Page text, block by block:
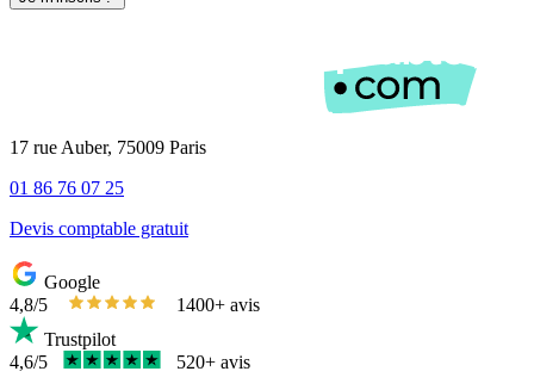
17 rue Auber, 75009 Paris
01 86 76 07 25
Devis comptable gratuit
Google
4,8/5
1400+ avis
Trustpilot
4,6/5
520+ avis